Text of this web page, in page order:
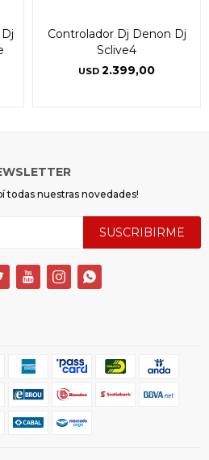
Controlador Dj Denon Dj
Sclive4
USD 2.399,00
todas nuestras novedades!
SUSCRIBIRME
  